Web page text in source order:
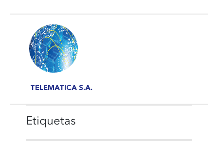
TELEMATICA S.A.
Etiquetas